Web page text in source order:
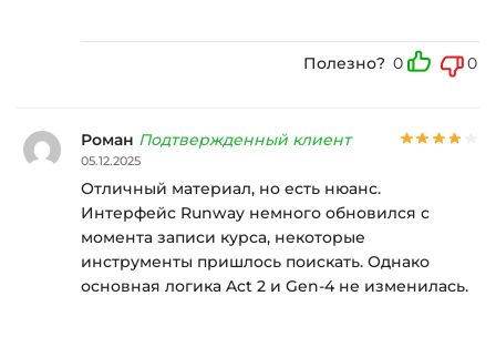
Полезно? 0 0
Роман Подтвержденный клиент
05.12.2025
Отличный материал, но есть нюанс.
Интерфейс Runway немного обновился с
момента записи курса, некоторые
инструменты пришлось поискать. Однако
основная логика Act 2 и Gen-4 не изменилась.